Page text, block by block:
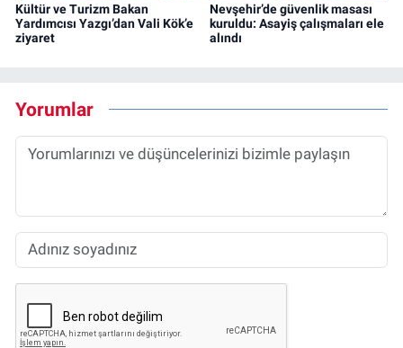
Kültür ve Turizm Bakan
Yardımcısı Yazgı’dan Vali Kök’e
ziyaret
Nevşehir’de güvenlik masası
kuruldu: Asayiş çalışmaları ele
alındı
Yorumlar